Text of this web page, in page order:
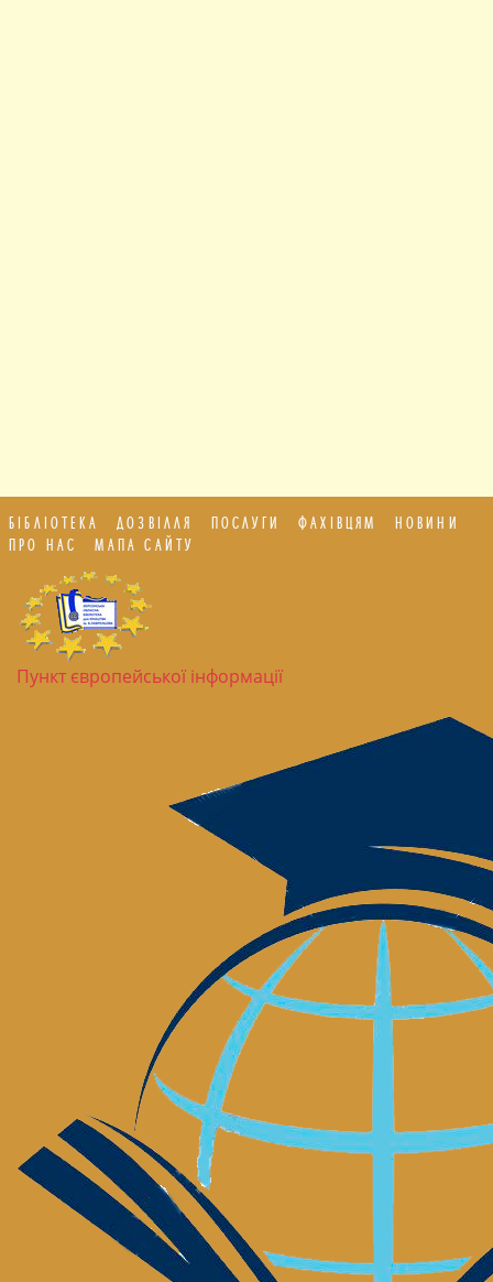
БІБЛІОТЕКА ДОЗВІЛЛЯ ПОСЛУГИ ФАХІВЦЯМ
НОВИНИ
ПРО НАС
МАПА САЙТУ
Пункт європейської інформації